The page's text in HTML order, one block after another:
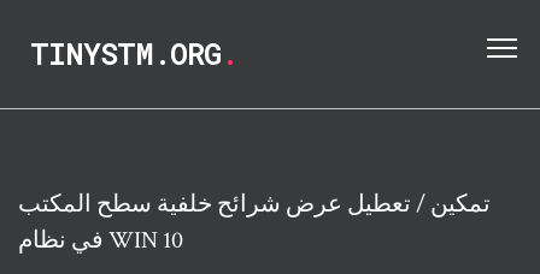
TINYSTM.ORG.
تمكين / تعطيل عرض شرائح خلفية سطح المكتب
في نظام WIN 10